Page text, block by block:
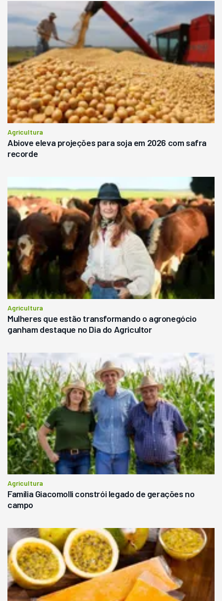
Agricultura
Abiove eleva projeções para soja em 2026 com safra
recorde
Agricultura
Mulheres que estão transformando o agronegócio
ganham destaque no Dia do Agricultor
Agricultura
Família Giacomolli constrói legado de gerações no
campo